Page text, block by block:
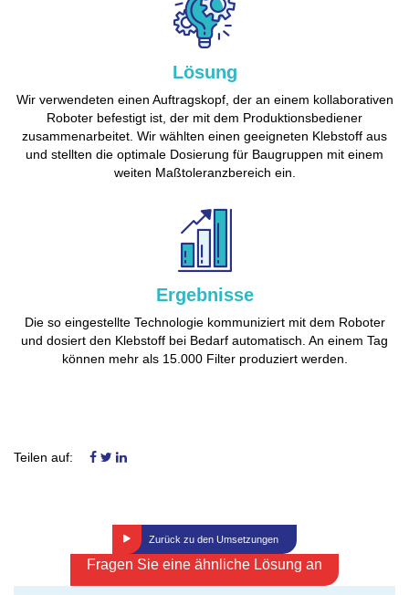
Lösung
Wir verwendeten einen Auftragskopf, der an einem kollaborativen
Roboter befestigt ist, der mit dem Produktionsbediener
zusammenarbeitet. Wir wählten einen geeigneten Klebstoff aus
und stellten die optimale Dosierung für Baugruppen mit einem
weiten Maßtoleranzbereich ein.
Ergebnisse
Die so eingestellte Technologie kommuniziert mit dem Roboter
und dosiert den Klebstoff bei Bedarf automatisch. An einem Tag
können mehr als 15.000 Filter produziert werden.
Teilen auf:
Zurück zu den Umsetzungen
Fragen Sie eine ähnliche Lösung an